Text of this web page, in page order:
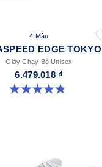
4 Màu
EDGE TOKYO
Giày Chạy Bộ Unisex
6.479.018 ₫
4.8 trong số 5 sao. 469 đánh giá